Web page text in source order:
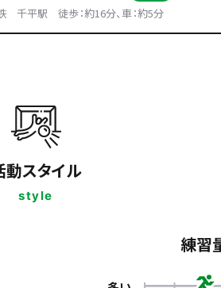
千平駅 徒歩：約16分、車：約5分
動スタイル
style
練習